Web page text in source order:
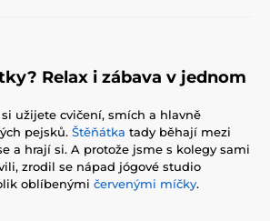
Relax i zábava v jednom
si užijete cvičení, smích a hlavně
pejsků. Štěňátka tady běhají mezi
a hrají si. A protože jsme s kolegy sami
zrodil se nápad jógové studio
oblíbenými červenými míčky.